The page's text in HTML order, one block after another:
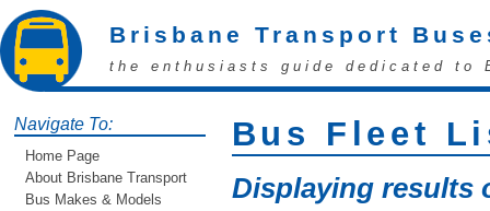
Brisbane Transport
the enthusiasts guide dedicated to
Navigate To:
Home Page
About Brisbane Transport
Bus Makes & Models
Bus Fleet
Displaying results